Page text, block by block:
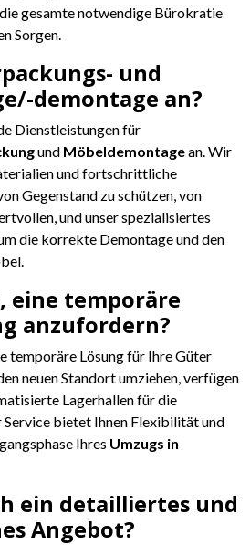
gesamte notwendige Bürokratie
Sorgen.
und
demontage an?
Dienstleistungen für
und Möbeldemontagean. Wir
und fortschrittliche
Gegenstand zu schützen, von
und unser spezialisiertes
die korrekte Demontage und den
eine temporäre
anzufordern?
temporäre Lösung für Ihre Güter
neuen Standort umziehen, verfügen
Lagerhallen für die
Service bietet Ihnen Flexibilität und
Ihres Umzugs in
ein detailliertes und
Angebot?